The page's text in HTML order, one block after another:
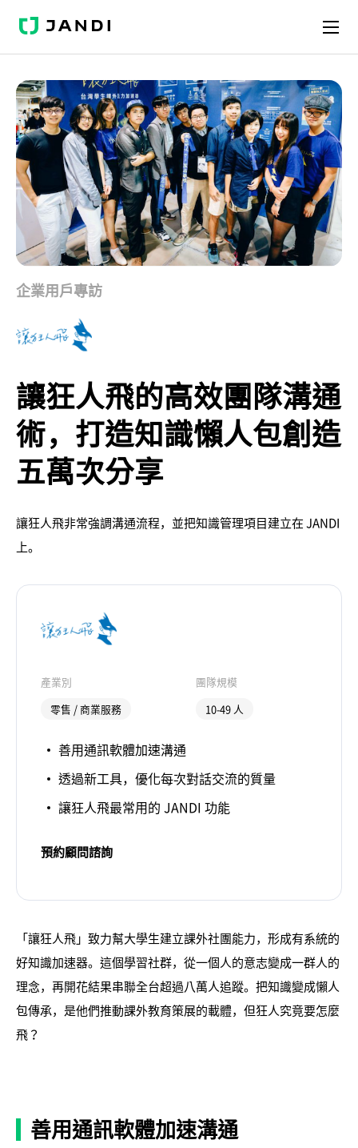
J
N
I
企業用戶專訪
讓狂人飛的高效團隊溝通
術，打造知識懶人包創造
五萬次分享
讓狂人飛非常強調溝通流程，並把知識管理項目建立在 JANDI
上。
產業別
零售 / 商業服務
團隊規模
10-49 人
善用通訊軟體加速溝通
透過新工具，優化每次對話交流的質量
讓狂人飛最常用的 JANDI 功能
預約顧問諮詢
「讓狂人飛」致力幫大學生建立課外社團能力，形成有系統的
好知識加速器。這個學習社群，從一個人的意志變成一群人的
理念，再開花結果串聯全台超過八萬人追蹤。把知識變成懶人
包傳承，是他們推動課外教育策展的載體，但狂人究竟要怎麼
飛？
善用通訊軟體加速溝通